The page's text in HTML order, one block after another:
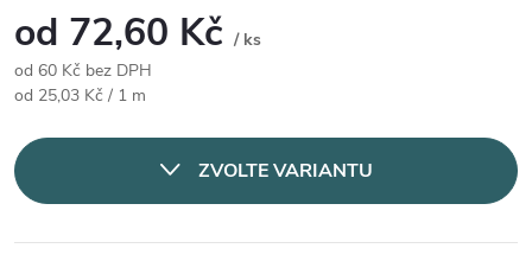
od 72,60 Kč / ks
od 60 Kč bez DPH
Měrná cena:
od 25,03 Kč / 1 m
ZVOLTE VARIANTU